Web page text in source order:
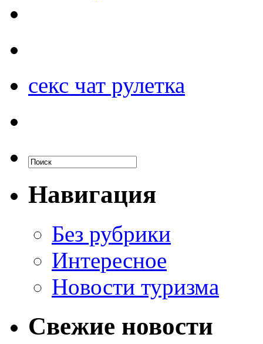
секс чат рулетка
Навигация
Без рубрики
Интересное
Новости туризма
Свежие новости